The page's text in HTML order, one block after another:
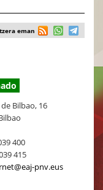
eman
Bilbao, 16
400
415
pnv.eus